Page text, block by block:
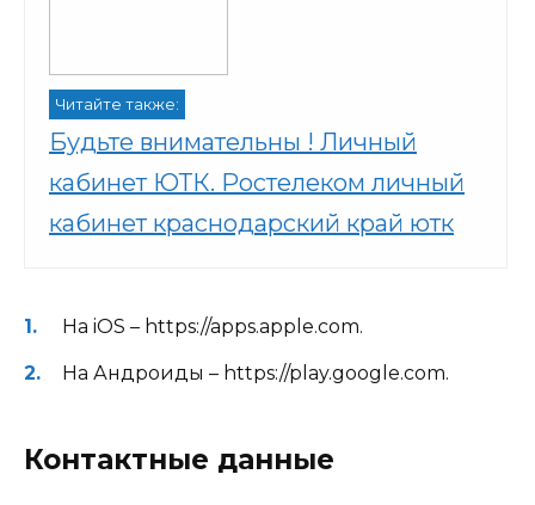
Читайте также:
Будьте внимательны ! Личный
кабинет ЮТК. Ростелеком личный
кабинет краснодарский край ютк
На iOS – https://apps.apple.com.
На Андроиды – https://play.google.com.
Контактные данные